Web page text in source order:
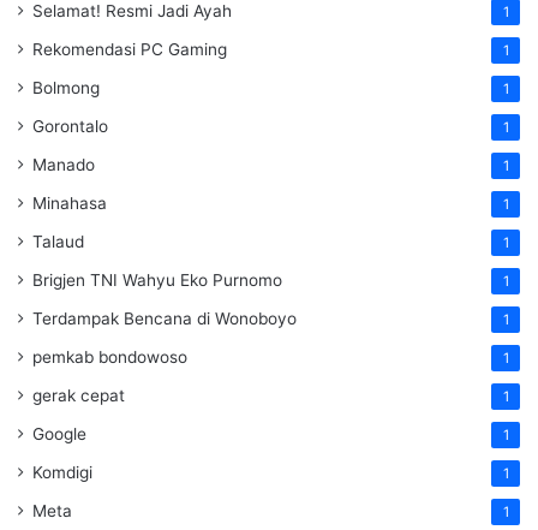
Selamat! Resmi Jadi Ayah 1
Rekomendasi PC Gaming 1
Bolmong 1
Gorontalo 1
Manado 1
Minahasa 1
Talaud 1
Brigjen TNI Wahyu Eko Purnomo 1
Terdampak Bencana di Wonoboyo 1
pemkab bondowoso 1
gerak cepat 1
Google 1
Komdigi 1
Meta 1